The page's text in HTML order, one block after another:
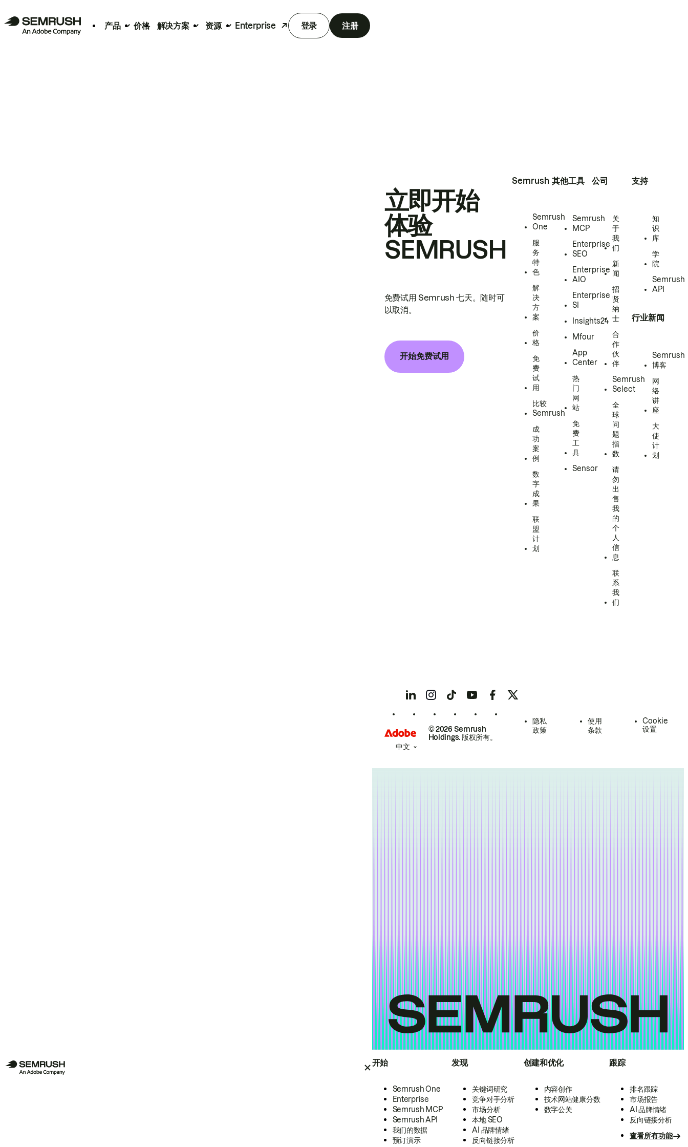
产品 价格 解决方案 资源 Enterprise 登录 注册
开始
Semrush One
Enterprise
Semrush MCP
Semrush API
我们的数据
预订演示
发现
关键词研究
竞争对手分析
市场分析
本地 SEO
AI 品牌情绪
反向链接分析
创建和优化
内容创作
技术网站健康分数
数字公关
跟踪
排名跟踪
市场报告
AI 品牌情绪
反向链接分析
查看所有功能
立即开始
体验
SEMRUSH
免费试用 Semrush 七天。随时可
以取消。
开始免费试用
Semrush
Semrush
One
服
务
特
色
解
决
方
案
价
格
免
费
试
用
比较
Semrush
成
功
案
例
数
字
成
果
联
盟
计
划
其他工具
Semrush
MCP
Enterprise
SEO
Enterprise
AIO
Enterprise
SI
Insights24
Mfour
App
Center
热
门
网
站
免
费
工
具
Sensor
公司
关
于
我
们
新
闻
招
贤
纳
士
合
作
伙
伴
Semrush
Select
全
球
问
题
指
数
请
勿
出
售
我
的
个
人
信
息
联
系
我
们
支持
知
识
库
学
院
Semrush
API
行业新闻
Semrush
博客
网
络
讲
座
大
使
计
划
© 2026 Semrush
Holdings. 版权所有。
隐私
政策
使用
条款
Cookie
设置
中文